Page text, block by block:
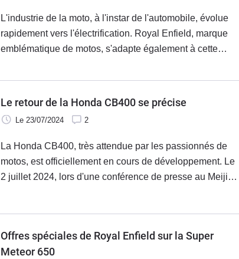
L'industrie de la moto, à l'instar de l'automobile, évolue
rapidement vers l'électrification. Royal Enfield, marque
emblématique de motos, s'adapte également à cette
spécifiquement destiné au marché indien. La marque a
semble être une évolution du concept electriK01 dévoilé
en 2022.
Le retour de la Honda CB400 se précise
Le 23/07/2024 2
La Honda CB400, très attendue par les passionnés de
motos, est officiellement en cours de développement. Le
2 juillet 2024, lors d'une conférence de presse au Meiji
informations cruciales sur ce modèle.
Offres spéciales de Royal Enfield sur la Super
Meteor 650